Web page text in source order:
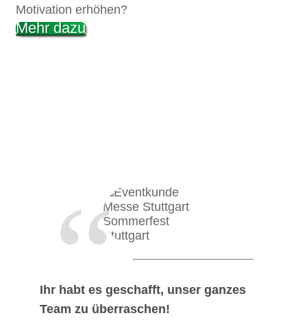
Motivation erhöhen?
Mehr dazu
“
Ihr habt es geschafft, unser ganzes
Team zu überraschen!